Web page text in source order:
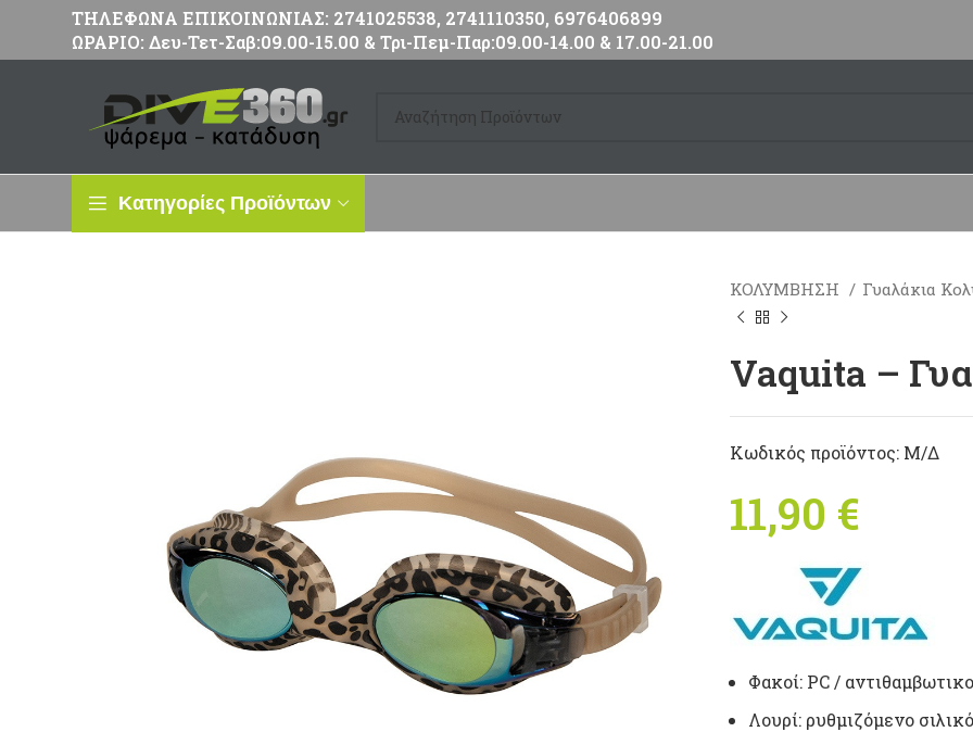
ΤΗΛΕΦΩΝΑ ΕΠΙΚΟΙΝΩΝΙΑΣ: 2741025538, 2741110350, 6976406899
ΩΡΑΡΙΟ: Δευ-Τετ-Σαβ:09.00-15.00 & Τρι-Πεμ-Παρ:09.00-14.00 & 17.00-21.00
Κατηγορίες Προϊόντων
ΚΟΛΥΜΒΗΣΗ Γυαλάκια
Vaquita –
Κωδικός προϊόντος: Μ/Δ
11,90 €
Φακοί: PC /
Λουρί: ρυθμιζόμενο